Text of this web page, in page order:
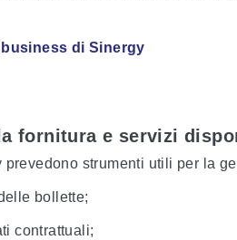
di Sinergy
fornitura e servizi
prevedono strumenti utili per la
bollette;
contrattuali;